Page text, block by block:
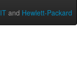
and Hewlett-Packard